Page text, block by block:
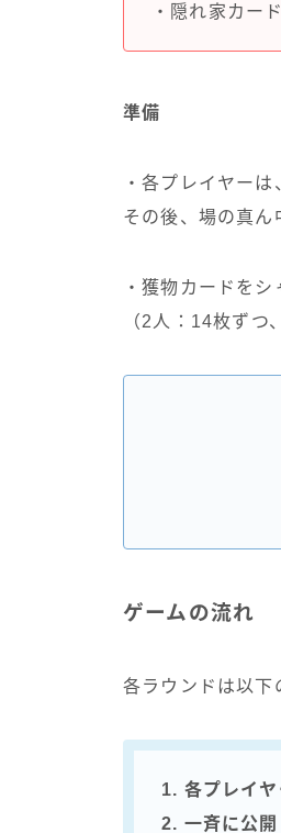
・隠れ家カー
準備
・各プレイヤー
その後、場の真ん
・獲物カードを
（2人：14枚ずつ
ゲームの流れ
各ラウンドは以下
1. 各プレイ
2. 一斉に公